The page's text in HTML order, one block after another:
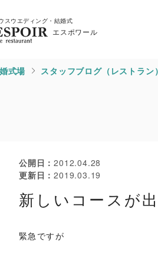
スウエディング・結婚式
エスポワール
式場 スタッフブログ（レストラン
公開日
2012.04.28
更新日
2019.03.19
新しいコースが
緊急ですが